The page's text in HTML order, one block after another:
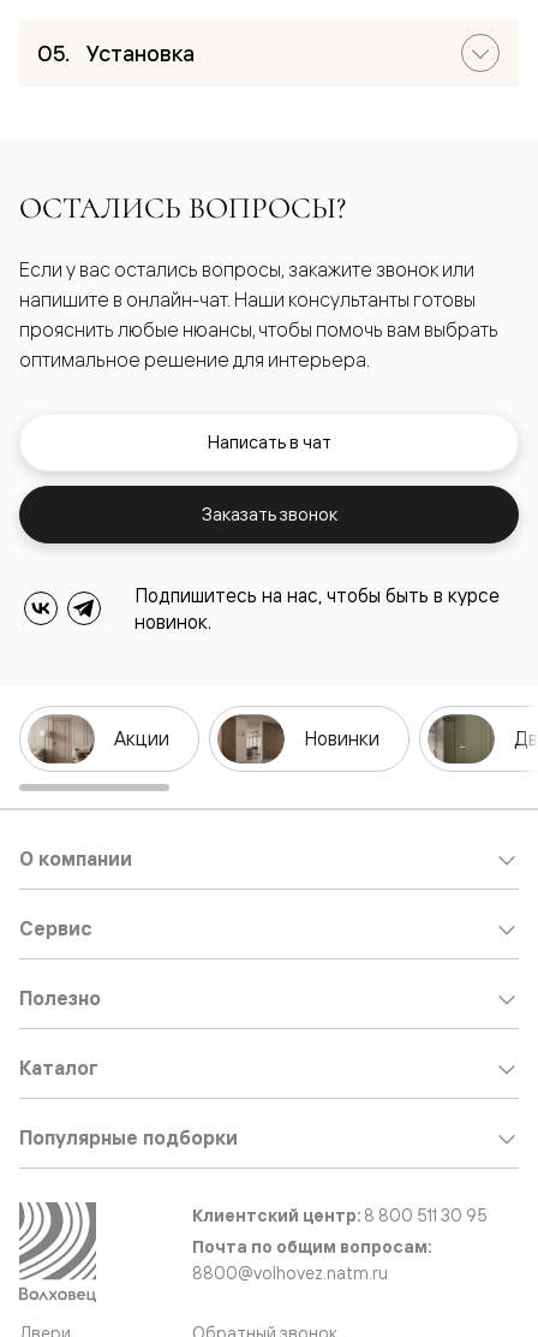
Установка
ОСТАЛИСЬ ВОПРОСЫ?
Если у вас остались вопросы, закажите звонок или
напишите в онлайн-чат. Наши консультанты готовы
прояснить любые нюансы, чтобы помочь вам выбрать
оптимальное решение для интерьера.
Написать в чат
Заказать звонок
Подпишитесь на нас, чтобы быть в курсе
новинок.
Акции Новинки
Двери
О компании
Сервис
Полезно
Каталог
Популярные подборки
Клиентский центр: 8 800 511 30 95
Почта по общим вопросам:
8800@volhovez.natm.ru
Обратный звонок